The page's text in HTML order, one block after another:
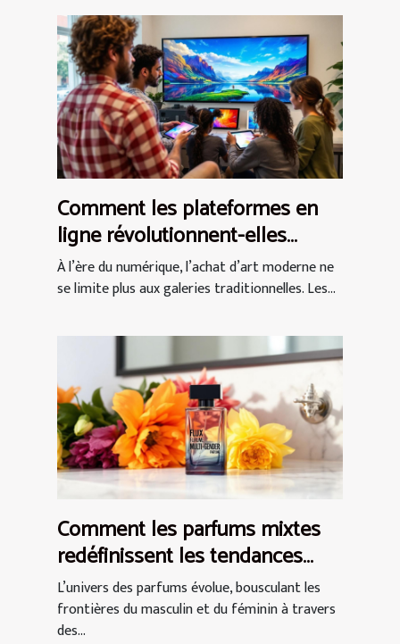
Comment les plateformes en
ligne révolutionnent-elles
l'achat d'art moderne ?
À l’ère du numérique, l’achat d’art moderne ne
se limite plus aux galeries traditionnelles. Les...
Comment les parfums mixtes
redéfinissent les tendances
olfactives actuelles ?
L’univers des parfums évolue, bousculant les
frontières du masculin et du féminin à travers
des...